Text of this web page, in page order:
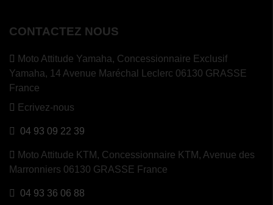
CONTACTEZ NOUS
Moto Attitude Yamaha, Concessionnaire Exclusif
Yamaha, 14 Avenue Maréchal Leclerc 06130 GRASSE
France
Ecrivez-nous
04 93 09 22 39
Moto Attitude KTM, Concessionnaire KTM, Avenue des
Marronniers 06130 GRASSE France
04 93 36 06 88